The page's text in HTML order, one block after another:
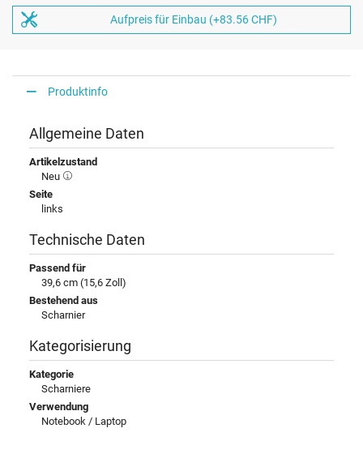
Aufpreis für Einbau (+83.56 CHF)
Produktinfo
Allgemeine Daten
Artikelzustand
Neu
Seite
links
Technische Daten
Passend für
39,6 cm (15,6 Zoll)
Bestehend aus
Scharnier
Kategorisierung
Kategorie
Scharniere
Verwendung
Notebook / Laptop